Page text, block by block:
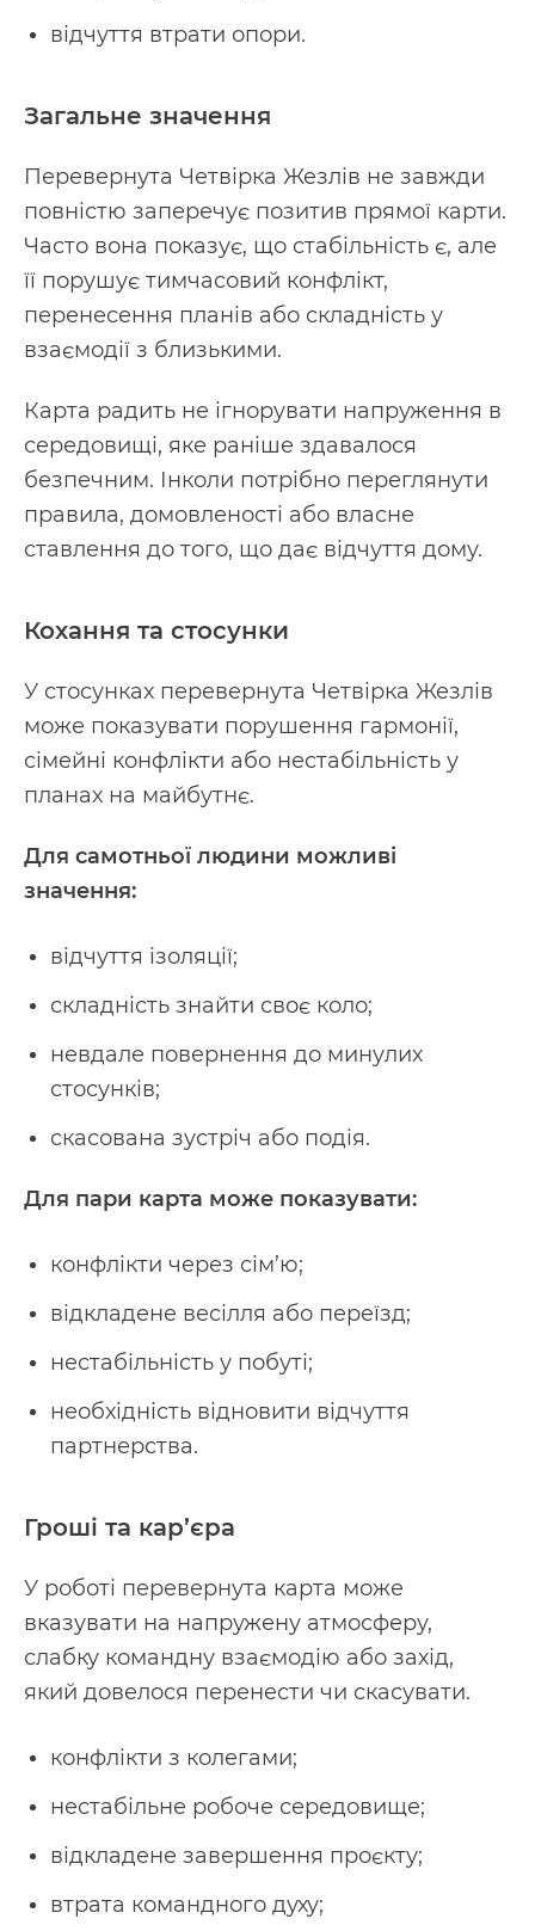
відчуття втрати опори.
Загальне значення
Перевернута Четвірка Жезлів не завжди
повністю заперечує позитив прямої карти.
Часто вона показує, що стабільність є, але
її порушує тимчасовий конфлікт,
перенесення планів або складність у
взаємодії з близькими.
Карта радить не ігнорувати напруження в
середовищі, яке раніше здавалося
безпечним. Інколи потрібно переглянути
правила, домовленості або власне
ставлення до того, що дає відчуття дому.
Кохання та стосунки
У стосунках перевернута Четвірка Жезлів
може показувати порушення гармонії,
сімейні конфлікти або нестабільність у
планах на майбутнє.
Для самотньої людини можливі
значення:
відчуття ізоляції;
складність знайти своє коло;
невдале повернення до минулих
стосунків;
скасована зустріч або подія.
Для пари карта може показувати:
конфлікти через сім’ю;
відкладене весілля або переїзд;
нестабільність у побуті;
необхідність відновити відчуття
партнерства.
Гроші та кар’єра
У роботі перевернута карта може
вказувати на напружену атмосферу,
слабку командну взаємодію або захід,
який довелося перенести чи скасувати.
конфлікти з колегами;
нестабільне робоче середовище;
відкладене завершення проєкту;
втрата командного духу;